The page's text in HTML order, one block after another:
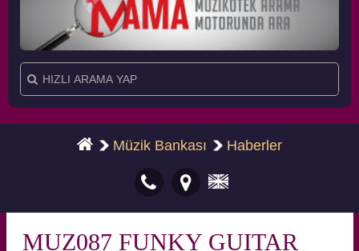
Müzik Bankası Haberler
MUZ087 FUNKY GUITAR